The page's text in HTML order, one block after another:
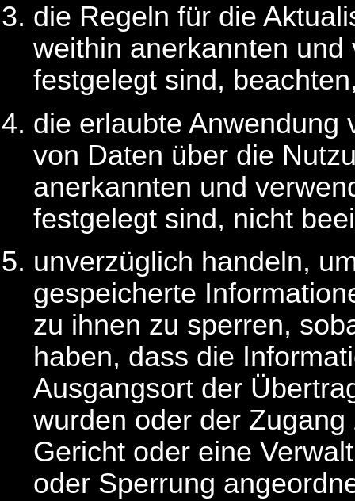
die Regeln für die
weithin anerkannten
festgelegt sind,
die erlaubte Anwendung
von Daten über die
anerkannten und
festgelegt sind, nicht
unverzüglich handeln,
gespeicherte
zu ihnen zu sperren,
haben, dass die
Ausgangsort der
wurden oder der
Gericht oder eine
oder Sperrung